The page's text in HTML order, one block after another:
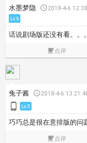
水墨梦隐 2018-4-6
Lv.6
话说剧场版还没有看。。
点评
兔子酱 2018-4-6
 Lv.3
巧巧总是很在意排版的问
点评